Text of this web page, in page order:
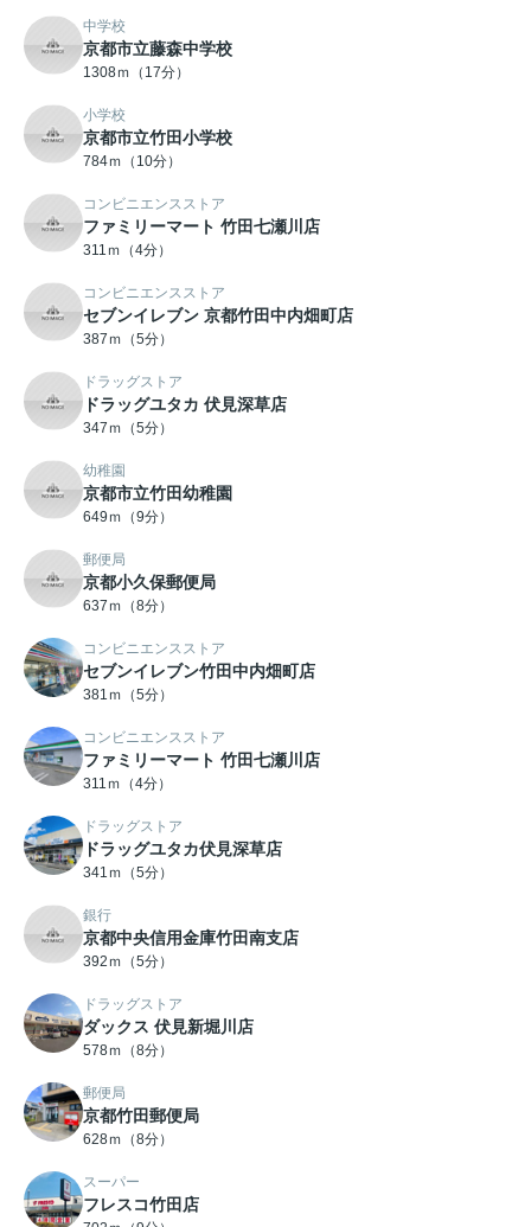
中学校
京都市立藤森中学校
1308ｍ（17分）
小学校
京都市立竹田小学校
784ｍ（10分）
コンビニエンスストア
ファミリーマート 竹田七瀬川店
311ｍ（4分）
コンビニエンスストア
セブンイレブン 京都竹田中内畑町店
387ｍ（5分）
ドラッグストア
ドラッグユタカ 伏見深草店
347ｍ（5分）
幼稚園
京都市立竹田幼稚園
649ｍ（9分）
郵便局
京都小久保郵便局
637ｍ（8分）
コンビニエンスストア
セブンイレブン竹田中内畑町店
381ｍ（5分）
コンビニエンスストア
ファミリーマート 竹田七瀬川店
311ｍ（4分）
ドラッグストア
ドラッグユタカ伏見深草店
341ｍ（5分）
銀行
京都中央信用金庫竹田南支店
392ｍ（5分）
ドラッグストア
ダックス 伏見新堀川店
578ｍ（8分）
郵便局
京都竹田郵便局
628ｍ（8分）
スーパー
フレスコ竹田店